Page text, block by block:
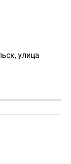
улица